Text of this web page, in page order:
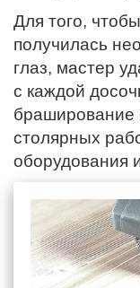
Для того,
получилась
глаз, мастер
с каждой
браширование
столярных
оборудования